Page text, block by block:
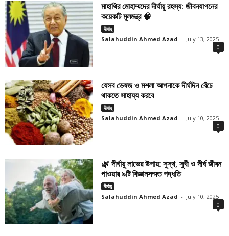
মাহাথির মোহাম্মদের দীর্ঘায়ু রহস্য: জীবনযাপনের
কয়েকটি মূলমন্ত্র 🧠
দীর্ঘায়ু
Salahuddin Ahmed Azad - July 13, 2025
0
যেসব ভেষজ ও মশলা আপনাকে দীর্ঘদিন বেঁচে
থাকতে সাহায্য করবে
দীর্ঘায়ু
Salahuddin Ahmed Azad - July 10, 2025
0
🌿 দীর্ঘায়ু লাভের উপায়: সুস্থ, সুখী ও দীর্ঘ জীবন
পাওয়ার ৯টি বিজ্ঞানসম্মত পদ্ধতি
দীর্ঘায়ু
Salahuddin Ahmed Azad - July 10, 2025
0